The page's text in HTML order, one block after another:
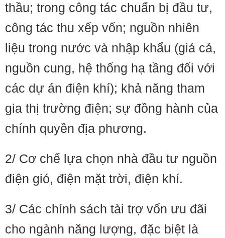
thầu; trong công tác chuẩn bị đầu tư,
công tác thu xếp vốn; nguồn nhiên
liệu trong nước và nhập khẩu (giá cả,
nguồn cung, hệ thống hạ tầng đối với
các dự án điện khí); khả năng tham
gia thị trường điện; sự đồng hành của
chính quyền địa phương.
2/ Cơ chế lựa chọn nhà đầu tư nguồn
điện gió, điện mặt trời, điện khí.
3/ Các chính sách tài trợ vốn ưu đãi
cho ngành năng lượng, đặc biệt là